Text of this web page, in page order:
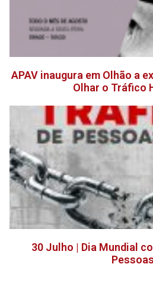
APAV inaugura em Olhão a
Olhar o Tráfico
30 Julho | Dia Mundial
Pessoas